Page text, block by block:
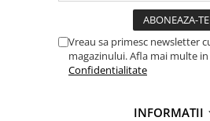
■ Ulei motor LIQUI MOLY
■ Ulei motor CASTROL
Vreau sa primesc newsletter
magazinului. Afla mai multe in
Confidentialitate
INFORMATII